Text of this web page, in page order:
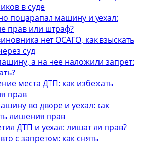
в суде
поцарапал машину и уехал:
прав или штраф?
нет ОСАГО, как взыскать
суд
а на нее наложили запрет:
места ДТП: как избежать
прав
во дворе и уехал: как
лишения прав
ДТП и уехал: лишат ли прав?
с запретом: как снять